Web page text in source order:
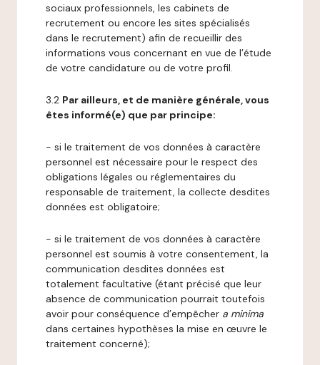
sociaux professionnels, les cabinets de
recrutement ou encore les sites spécialisés
dans le recrutement) afin de recueillir des
informations vous concernant en vue de l’étude
de votre candidature ou de votre profil.
3.2 Par ailleurs, et de manière générale, vous
êtes informé(e) que par principe:
- si le traitement de vos données à caractère
personnel est nécessaire pour le respect des
obligations légales ou réglementaires du
responsable de traitement, la collecte desdites
données est obligatoire;
- si le traitement de vos données à caractère
personnel est soumis à votre consentement, la
communication desdites données est
totalement facultative (étant précisé que leur
absence de communication pourrait toutefois
avoir pour conséquence d’empêcher a minima
dans certaines hypothèses la mise en œuvre le
traitement concerné);